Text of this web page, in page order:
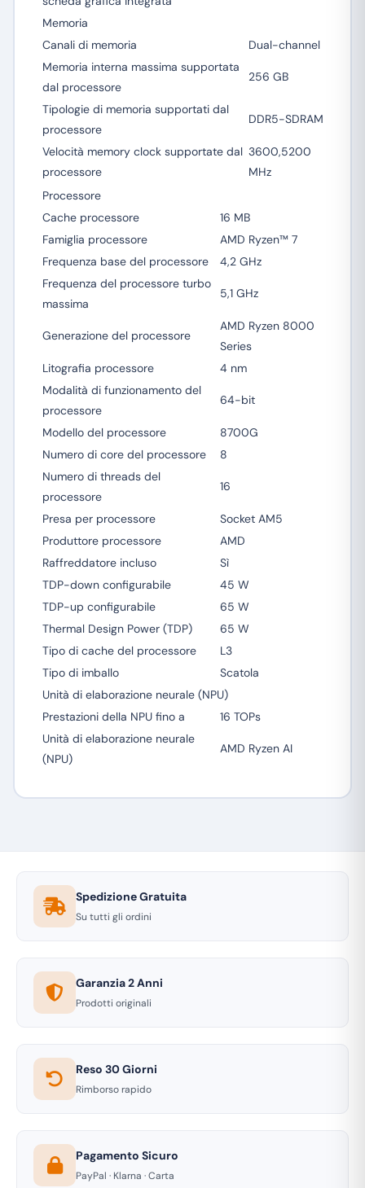
Memoria
Canali di memoria
Dual-channel
Memoria interna massima supportata
dal processore
256 GB
Tipologie di memoria supportati dal
processore
DDR5-SDRAM
Velocità memory clock supportate dal
processore
3600,5200
MHz
Processore
Cache processore
16 MB
Famiglia processore
AMD Ryzen™ 7
Frequenza base del processore
4,2 GHz
Frequenza del processore turbo
massima
5,1 GHz
Generazione del processore
AMD Ryzen 8000
Series
Litografia processore
4 nm
Modalità di funzionamento del
processore
64-bit
Modello del processore
8700G
Numero di core del processore
8
Numero di threads del
processore
16
Presa per processore
Socket AM5
Produttore processore
AMD
Raffreddatore incluso
Sì
TDP-down configurabile
45 W
TDP-up configurabile
65 W
Thermal Design Power (TDP)
65 W
Tipo di cache del processore
L3
Tipo di imballo
Scatola
Unità di elaborazione neurale (NPU)
Prestazioni della NPU fino a
16 TOPs
Unità di elaborazione neurale
(NPU)
AMD Ryzen AI
Spedizione Gratuita
Su tutti gli ordini
Garanzia 2 Anni
Prodotti originali
Reso 30 Giorni
Rimborso rapido
Pagamento Sicuro
PayPal · Klarna · Carta